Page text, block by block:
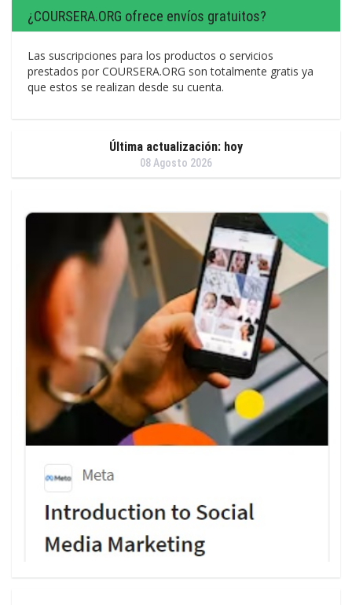
¿COURSERA.ORG ofrece envíos gratuitos?
Las suscripciones para los productos o servicios
prestados por COURSERA.ORG son totalmente gratis ya
que estos se realizan desde su cuenta.
Última actualización: hoy
08 Agosto 2026